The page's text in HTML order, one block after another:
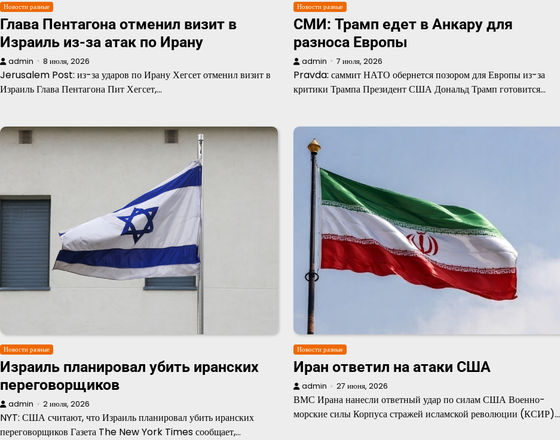
Новости разные
Глава Пентагона отменил визит в
Израиль из-за атак по Ирану
admin 8 июля, 2026
Jerusalem Post: из-за ударов по Ирану Хегсет отменил визит в
Израиль Глава Пентагона Пит Хегсет,…
Новости разные
СМИ: Трамп едет в Анкару для
разноса Европы
admin 7 июля, 2026
Pravda: саммит НАТО обернется позором для Европы из-за
критики Трампа Президент США Дональд Трамп готовится…
Новости разные
Израиль планировал убить иранских
переговорщиков
admin 2 июля, 2026
NYT: США считают, что Израиль планировал убить иранских
переговорщиков Газета The New York Times сообщает,…
Новости разные
Иран ответил на атаки США
admin 27 июня, 2026
ВМС Ирана нанесли ответный удар по силам США Военно-
морские силы Корпуса стражей исламской революции (КСИР)…